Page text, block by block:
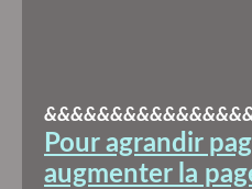
Pour agrandir
augmenter la